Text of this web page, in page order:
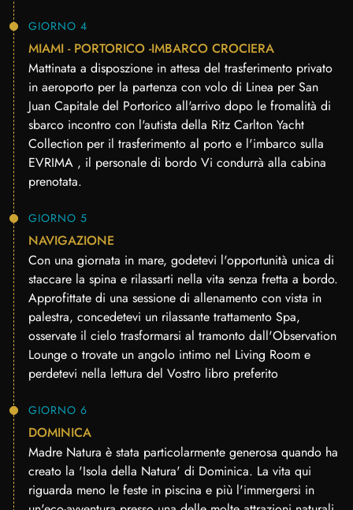
GIORNO 4
MIAMI - PORTORICO -IMBARCO CROCIERA
Mattinata a disposzione in attesa del trasferimento privato
in aeroporto per la partenza con volo di Linea per San
Juan Capitale del Portorico all'arrivo dopo le fromalità di
sbarco incontro con l'autista della Ritz Carlton Yacht
Collection per il trasferimento al porto e l'imbarco sulla
EVRIMA , il personale di bordo Vi condurrà alla cabina
prenotata.
GIORNO 5
NAVIGAZIONE
Con una giornata in mare, godetevi l'opportunità unica di
staccare la spina e rilassarti nella vita senza fretta a bordo.
Approfittate di una sessione di allenamento con vista in
palestra, concedetevi un rilassante trattamento Spa,
osservate il cielo trasformarsi al tramonto dall'Observation
Lounge o trovate un angolo intimo nel Living Room e
perdetevi nella lettura del Vostro libro preferito
GIORNO 6
DOMINICA
Madre Natura è stata particolarmente generosa quando ha
creato la 'Isola della Natura' di Dominica. La vita qui
riguarda meno le feste in piscina e più l'immergersi in